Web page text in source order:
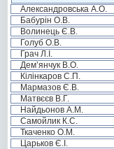
Александровська А.О.
Бабурін О.В.
Волинець Є.В.
Голуб О.В.
Грач Л.І.
Дем’янчук В.О.
Кілінкаров С.П.
Мармазов Є.В.
Матвєєв В.Г.
Найдьонов А.М.
Самойлик К.С.
Ткаченко О.М.
Царьков Є.І.